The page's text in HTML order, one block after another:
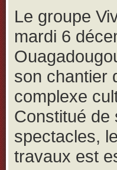
Le groupe
mardi 6
son chantier
complexe
Constitué de
spectacles,
travaux est